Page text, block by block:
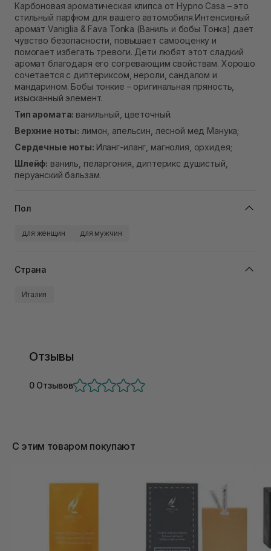
В наличии
Самовывоз г. Ровно, ул. Кулика и Гудачека 23 (ТЦ
Экватор)
В наличии
Карбоновая ароматическая клипса от Hypno Casa – это
стильный парфюм для вашего автомобиля.Интенсивный
аромат Vaniglia & Fava Tonka (Ваниль и бобы Тонка) дает
чувство безопасности, повышает самооценку и
помогает избегать тревоги. Дети любят этот сладкий
аромат благодаря его согревающим свойствам. Хорошо
сочетается с диптериксом, нероли, сандалом и
мандарином. Бобы тонкие – оригинальная пряность,
изысканный элемент.
Тип аромата: ванильный, цветочный.
Верхние ноты: лимон, апельсин, лесной мед Манука;
Сердечные ноты: Иланг-иланг, магнолия, орхидея;
Шлейф: ваниль, пеларгония, диптерикс душистый,
перуанский бальзам.
Пол
для женщин для мужчин
Страна
Италия
Отзывы
0 Отзывов
С этим товаром покупают